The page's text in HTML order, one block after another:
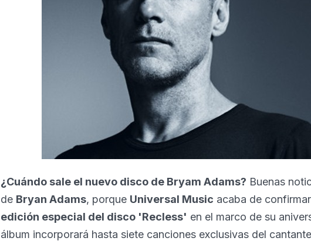
¿Cuándo sale el nuevo disco de Bryam Adams? Buenas
de Bryan Adams, porque Universal Music acaba de
edición especial del disco 'Recless' en el marco de su
álbum incorporará hasta siete canciones exclusivas del